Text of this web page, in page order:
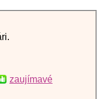
zaujímavé